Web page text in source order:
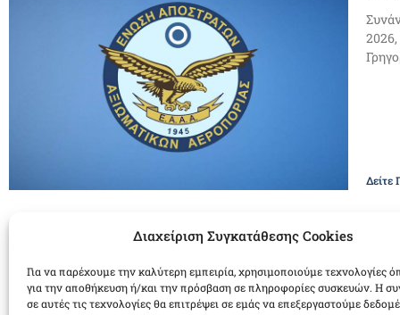
Διαχείριση Συγκατάθεσης Cookies
Για να παρέχουμε την καλύτερη εμπειρία, χρησιμοποιούμε τεχνολογίες
για την αποθήκευση ή/και την πρόσβαση σε πληροφορίες συσκευών. Η
σε αυτές τις τεχνολογίες θα επιτρέψει σε εμάς να επεξεργαστούμε
Δείτε
11/07/